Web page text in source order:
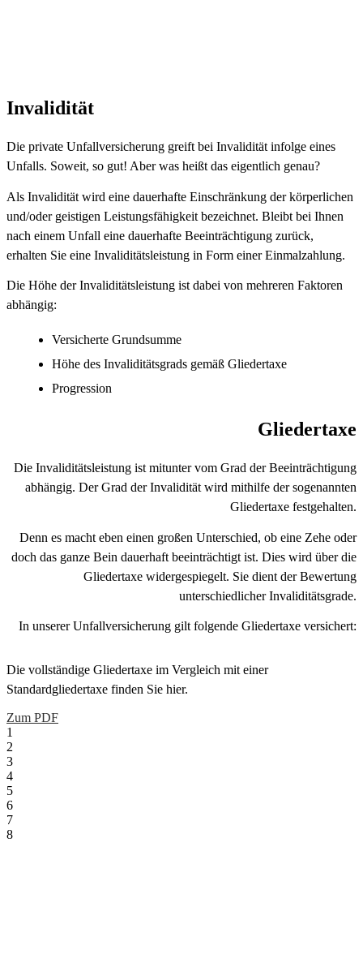
Invalidität
Die private Unfallversicherung greift bei Invalidität infolge eines
Unfalls. Soweit, so gut! Aber was heißt das eigentlich genau?
Als Invalidität wird eine dauerhafte Einschränkung der körperlichen
und/oder geistigen Leistungsfähigkeit bezeichnet. Bleibt bei Ihnen
nach einem Unfall eine dauerhafte Beeinträchtigung zurück,
erhalten Sie eine Invaliditätsleistung in Form einer Einmalzahlung.
Die Höhe der Invaliditätsleistung ist dabei von mehreren Faktoren
abhängig:
Versicherte Grundsumme
Höhe des Invaliditätsgrads gemäß Gliedertaxe
Progression
Gliedertaxe
Die Invaliditätsleistung ist mitunter vom Grad der Beeinträchtigung
abhängig. Der Grad der Invalidität wird mithilfe der sogenannten
Gliedertaxe festgehalten.
Denn es macht eben einen großen Unterschied, ob eine Zehe oder
doch das ganze Bein dauerhaft beeinträchtigt ist. Dies wird über die
Gliedertaxe widergespiegelt. Sie dient der Bewertung
unterschiedlicher Invaliditätsgrade.
In unserer Unfallversicherung gilt folgende Gliedertaxe versichert:
Die vollständige Gliedertaxe im Vergleich mit einer
Standardgliedertaxe finden Sie hier.
Zum PDF
1
2
3
4
5
6
7
8